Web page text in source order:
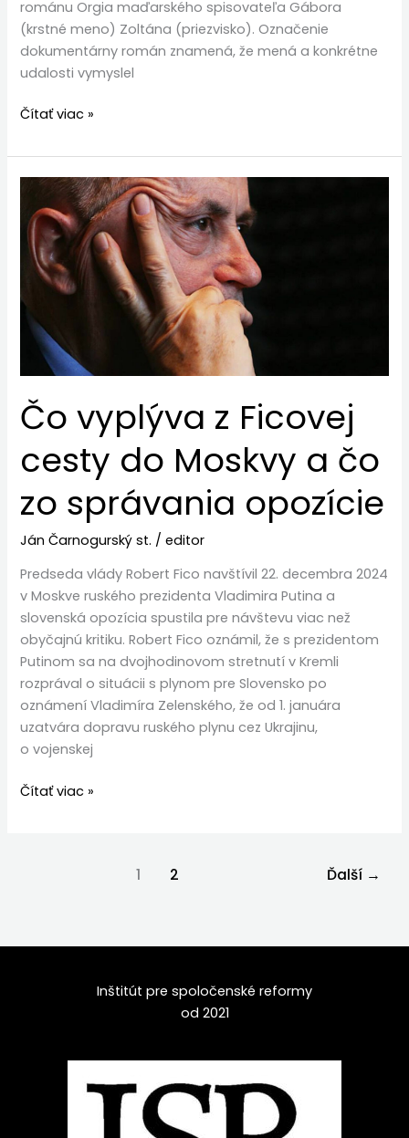
románu Orgia maďarského spisovateľa Gábora
(krstné meno) Zoltána (priezvisko). Označenie
dokumentárny román znamená, že mená a konkrétne
udalosti vymyslel
Čítať viac »
Čo vyplýva z Ficovej
cesty do Moskvy a čo
zo správania opozície
Ján Čarnogurský st. /editor
Predseda vlády Robert Fico navštívil 22. decembra 2024
v Moskve ruského prezidenta Vladimira Putina a
slovenská opozícia spustila pre návštevu viac než
obyčajnú kritiku. Robert Fico oznámil, že s prezidentom
Putinom sa na dvojhodinovom stretnutí v Kremli
rozprával o situácii s plynom pre Slovensko po
oznámení Vladimíra Zelenského, že od 1. januára
uzatvára dopravu ruského plynu cez Ukrajinu,
o vojenskej
vyplýva
Ficovej
cesty
Moskvy
správania
opozície
Čítať viac »
1 2 Ďalší →
Inštitút pre spoločenské reformy
od 2021